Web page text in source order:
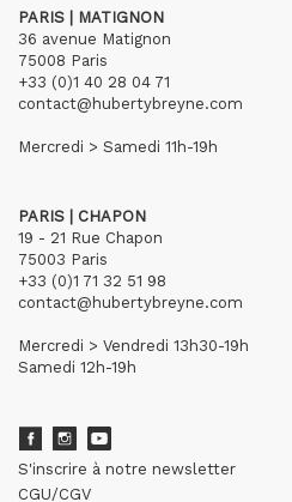
PARIS | MATIGNON
36 avenue Matignon
75008 Paris
+33 (0)1 40 28 04 71
contact@hubertybreyne.com
Mercredi > Samedi 11h-19h
PARIS | CHAPON
19 - 21 Rue Chapon
75003 Paris
+33 (0)1 71 32 51 98
contact@hubertybreyne.com
Mercredi > Vendredi 13h30-19h
Samedi 12h-19h
S'inscrire à notre newsletter
CGU/CGV